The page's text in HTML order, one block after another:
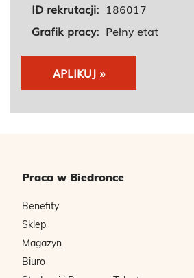
ID rekrutacji: 186017
Grafik pracy: Pełny etat
APLIKUJ »
Praca w Biedronce
Benefity
Sklep
Magazyn
Biuro